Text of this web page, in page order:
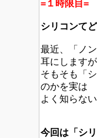
=１時限目=
シリコンて
最近、「ノ
耳にしますが
そもそも「
のかを実は
よく知らな
今回は「シ